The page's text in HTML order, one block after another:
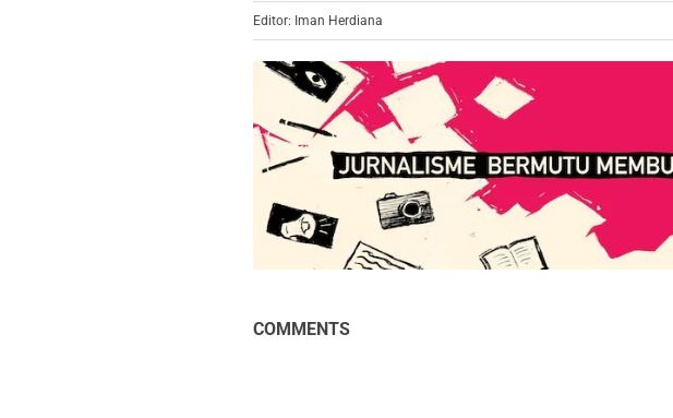
Editor: Iman Herdiana
COMMENTS